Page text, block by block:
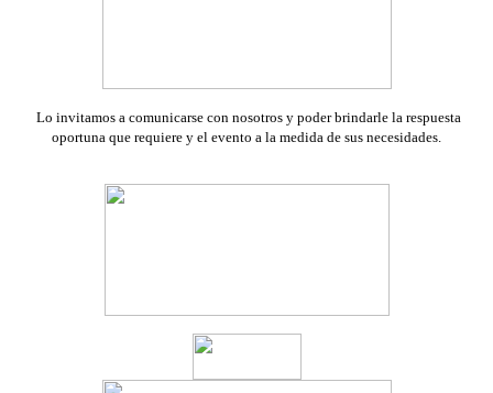
Lo invitamos a comunicarse con nosotros y poder brindarle la respuesta
oportuna que requiere y el evento a la medida de sus necesidades.